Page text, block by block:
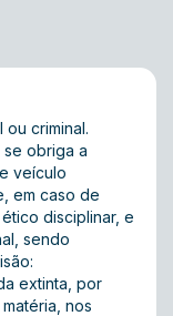
criminal.
obriga a
veículo
em caso de
disciplinar, e
sendo
extinta, por
nos